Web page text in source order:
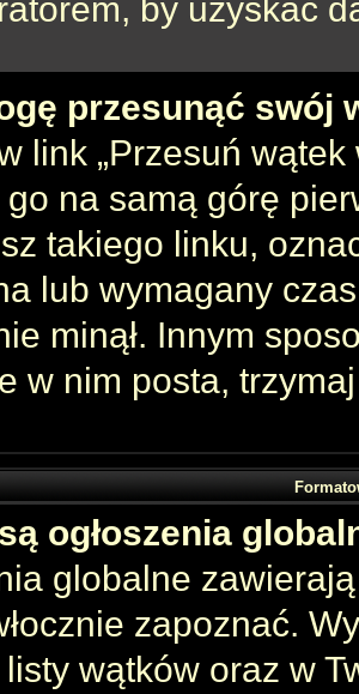
by uzyskać
przesunąć swój
link „Przesuń
na samą górę
takiego linku,
lub wymagany
minął. Innym
w nim posta,
ogłoszenia
globalne
zapoznać.
wątków oraz w